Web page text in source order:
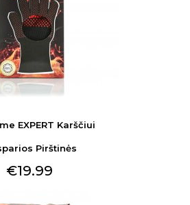
EXPERT Karščiui
Pirštinės
€19.99